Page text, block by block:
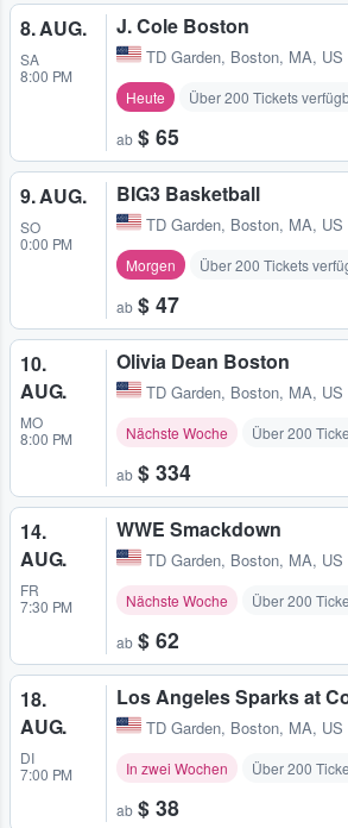
8. AUG.
SA
8:00 PM
J. Cole Boston
TD Garden, Boston, MA, US
Heute Über 200 Tickets
ab $ 65
9. AUG.
SO
0:00 PM
BIG3 Basketball
TD Garden, Boston, MA, US
Morgen Über 200 Tickets
ab $ 47
10.
AUG.
MO
8:00 PM
Olivia Dean Boston
TD Garden, Boston, MA, US
Nächste Woche Über 200
ab $ 334
14.
AUG.
FR
7:30 PM
WWE Smackdown
TD Garden, Boston, MA, US
Nächste Woche Über 200
ab $ 62
18.
AUG.
DI
7:00 PM
Los Angeles Sparks at
TD Garden, Boston, MA, US
In zwei Wochen Über 200
ab $ 38